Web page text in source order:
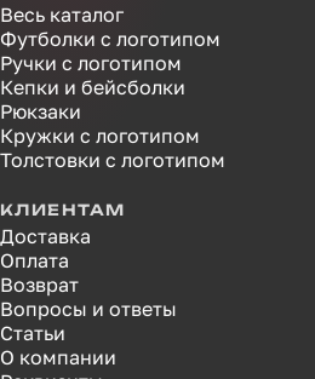
Весь каталог
Футболки с логотипом
Ручки с логотипом
Кепки и бейсболки
Рюкзаки
Кружки с логотипом
Толстовки с логотипом
КЛИЕНТАМ
Доставка
Оплата
Возврат
Вопросы и ответы
Статьи
О компании